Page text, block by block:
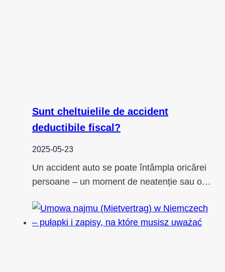
Sunt cheltuielile de accident
deductibile fiscal?
2025-05-23
Un accident auto se poate întâmpla oricărei
persoane – un moment de neatenție sau o…